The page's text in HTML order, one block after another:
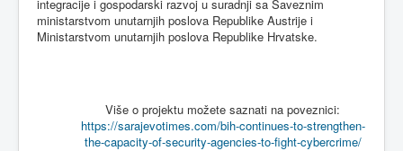
integracije i gospodarski razvoj u suradnji sa Saveznim
ministarstvom unutarnjih poslova Republike Austrije i
Ministarstvom unutarnjih poslova Republike Hrvatske.
Više o projektu možete saznati na poveznici:
https://sarajevotimes.com/bih-continues-to-strengthen-
the-capacity-of-security-agencies-to-fight-cybercrime/